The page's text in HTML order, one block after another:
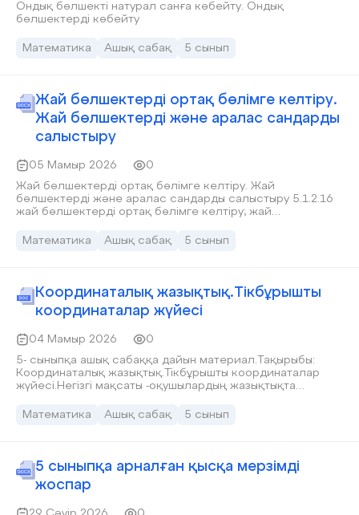
Ондық бөлшекті натурал санға көбейту. Ондық
бөлшектерді көбейту
Математика Ашық сабақ 5 сынып
Жай бөлшектерді ортақ бөлімге келтіру.
Жай бөлшектерді және аралас сандарды
салыстыру
05 Мамыр 2026
0
Жай бөлшектерді ортақ бөлімге келтіру. Жай
бөлшектерді және аралас сандарды салыстыру 5.1.2.16
жай бөлшектерді ортақ бөлімге келтіру; жай
бөлшектерді ортақ бөлімге келтіруді үйренеді;  Жай
жұппен және топпен жұмыс арқылы.  Жауапкершілік – өз
шешімін дәлелдеп, математикалық тілде дұрыс
тұжырымдайды.  Еңбекқорлық – есепті дұрыс әрі жүйелі
Математика Ашық сабақ 5 сынып
Координаталық жазықтық.Тікбұрышты
координаталар жүйесі
04 Мамыр 2026
0
5- сыныпқа ашық сабаққа дайын материал.Тақырыбы:
Координаталық жазықтық.Тікбұрышты координаталар
жүйесі.Негізгі мақсаты -оқушылардың жазықтықта
Математика
Ашық сабақ 5 сынып
5 сыныпқа арналған қысқа мерзімді
жоспар